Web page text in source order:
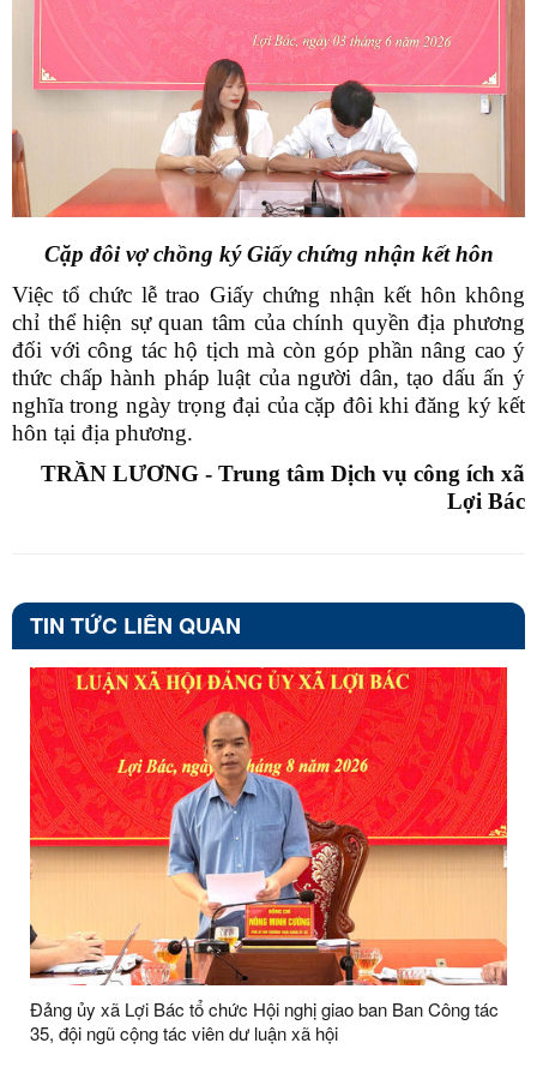
Cặp đôi vợ chồng ký Giấy chứng nhận kết hôn
Việc tổ chức lễ trao Giấy chứng nhận kết hôn không
chỉ thể hiện sự quan tâm của chính quyền địa phương
đối với công tác hộ tịch mà còn góp phần nâng cao ý
thức chấp hành pháp luật của người dân, tạo dấu ấn ý
nghĩa trong ngày trọng đại của cặp đôi khi đăng ký kết
hôn tại địa phương.
TRẦN LƯƠNG - Trung tâm Dịch vụ công ích xã
Lợi Bác
TIN TỨC LIÊN QUAN
Đảng ủy xã Lợi Bác tổ chức Hội nghị giao ban Ban Công tác
35, đội ngũ cộng tác viên dư luận xã hội